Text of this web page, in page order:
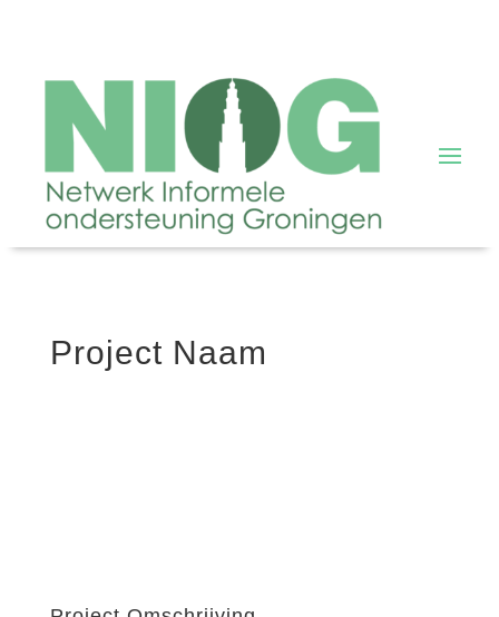
Project Naam